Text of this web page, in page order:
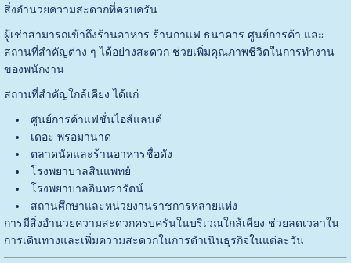
สิ่งอำนวยความสะดวกที่ครบครัน
ผู้เช่าสามารถเข้าถึงร้านอาหาร ร้านกาแฟ ธนาคาร ศูนย์การค้า และ
สถานที่สำคัญต่าง ๆ ได้อย่างสะดวก ช่วยเพิ่มคุณภาพชีวิตในการทำงาน
ของพนักงาน
สถานที่สำคัญใกล้เคียง ได้แก่
ศูนย์การค้าแฟชั่นไอส์แลนด์
เดอะ พรอมานาด
ตลาดนัดและร้านอาหารชื่อดัง
โรงพยาบาลสินแพทย์
โรงพยาบาลอินทรารัตน์
สถานศึกษาและหน่วยงานราชการหลายแห่ง
การมีสิ่งอำนวยความสะดวกครบครันในบริเวณใกล้เคียง ช่วยลดเวลาใน
การเดินทางและเพิ่มความสะดวกในการดำเนินธุรกิจในแต่ละวัน